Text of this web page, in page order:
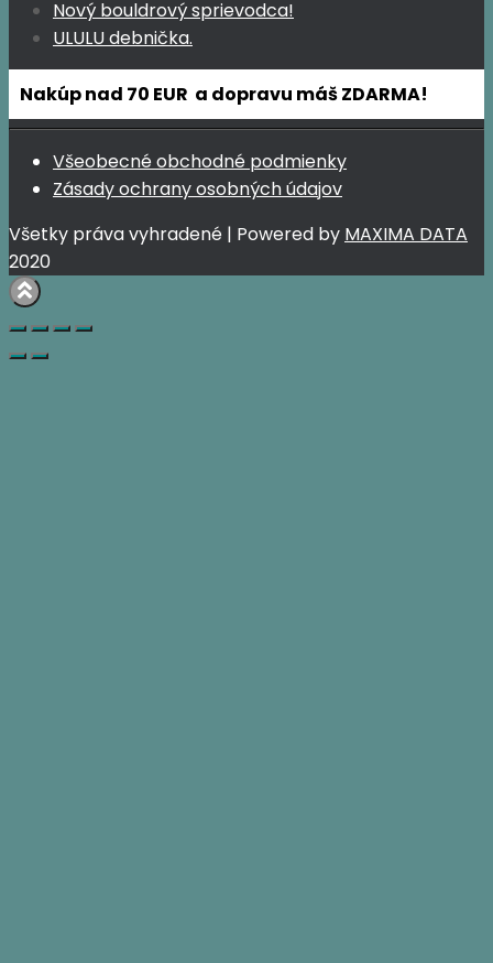
Nový bouldrový sprievodca!
ULULU debnička.
Nakúp nad 70 EUR a dopravu máš ZDARMA!
Všeobecné obchodné podmienky
Zásady ochrany osobných údajov
Všetky práva vyhradené | Powered by MAXIMA DATA
2020